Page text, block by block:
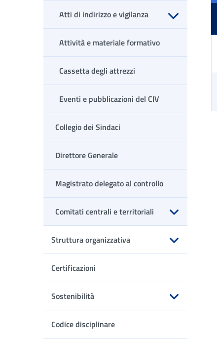
Atti di indirizzo e vigilanza
Apri sottomenu
Attività e materiale formativo
Cassetta degli attrezzi
Eventi e pubblicazioni del CIV
Collegio dei Sindaci
Direttore Generale
Magistrato delegato al controllo
Comitati centrali e territoriali
Apri sottomenu
Struttura organizzativa
Apri sottomenu
Certificazioni
Sostenibilità
Apri sottomenu
Codice disciplinare